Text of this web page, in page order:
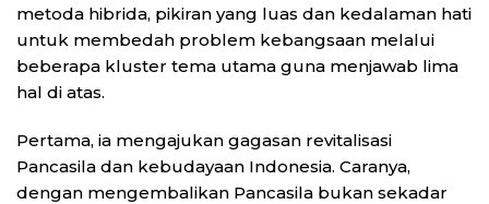
metoda hibrida, pikiran yang luas dan kedalaman hati
untuk membedah problem kebangsaan melalui
beberapa kluster tema utama guna menjawab lima
hal di atas.
Pertama, ia mengajukan gagasan revitalisasi
Pancasila dan kebudayaan Indonesia. Caranya,
dengan mengembalikan Pancasila bukan sekadar